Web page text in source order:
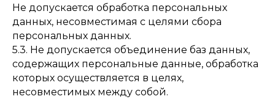
Не допускается обработка персональных
данных, несовместимая с целями сбора
персональных данных.
5.3. Не допускается объединение баз данных,
содержащих персональные данные, обработка
которых осуществляется в целях,
несовместимых между собой.